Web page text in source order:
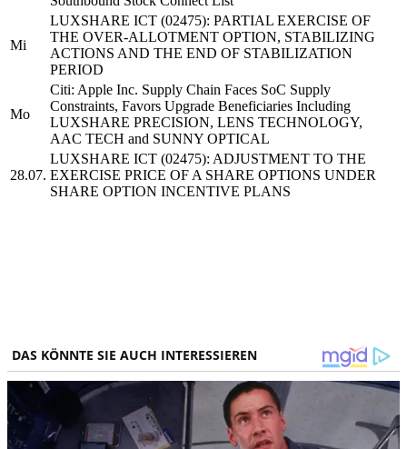
Mi
LUXSHARE ICT (02475): PARTIAL EXERCISE OF
THE OVER-ALLOTMENT OPTION, STABILIZING
ACTIONS AND THE END OF STABILIZATION
PERIOD
Mo
Citi: Apple Inc. Supply Chain Faces SoC Supply
Constraints, Favors Upgrade Beneficiaries Including
LUXSHARE PRECISION, LENS TECHNOLOGY,
AAC TECH and SUNNY OPTICAL
28.07.
LUXSHARE ICT (02475): ADJUSTMENT TO THE
EXERCISE PRICE OF A SHARE OPTIONS UNDER
SHARE OPTION INCENTIVE PLANS